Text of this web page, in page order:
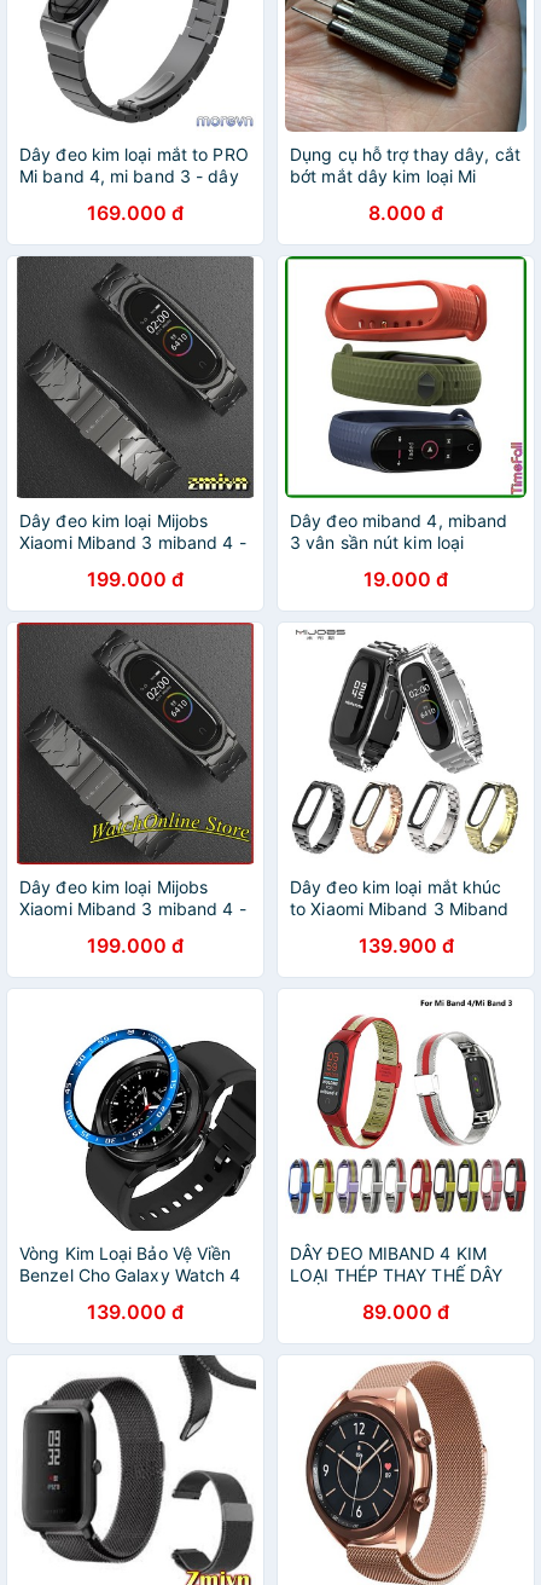
Dây đeo kim loại mắt to PRO
Mi band 4, mi band 3 - dây
4, miband 3 PRO vân
CLASSIC, CS, TF
169.000 đ
Dụng cụ hỗ trợ thay dây, cắt
bớt mắt dây kim loại Mi
8.000 đ
Dây đeo kim loại Mijobs
Xiaomi Miband 3 miband 4 -
199.000 đ
Dây đeo miband 4, miband
3 vân sần nút kim loại
19.000 đ
Dây đeo kim loại Mijobs
Xiaomi Miband 3 miband 4 -
199.000 đ
Dây đeo kim loại mắt khúc
to Xiaomi Miband 3 Miband
139.900 đ
Vòng Kim Loại Bảo Vệ Viền
Benzel Cho Galaxy Watch 4
139.000 đ
DÂY ĐEO MIBAND 4 KIM
LOẠI THÉP THAY THẾ DÂY
MIBAND 4 389.000 đ